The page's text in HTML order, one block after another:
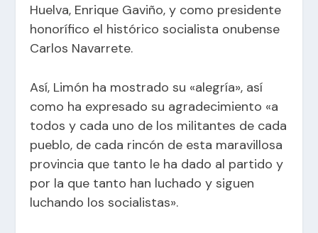
Huelva, Enrique Gaviño, y como presidente
honorífico el histórico socialista onubense
Carlos Navarrete.
Así, Limón ha mostrado su «alegría», así
como ha expresado su agradecimiento «a
todos y cada uno de los militantes de cada
pueblo, de cada rincón de esta maravillosa
provincia que tanto le ha dado al partido y
por la que tanto han luchado y siguen
luchando los socialistas».